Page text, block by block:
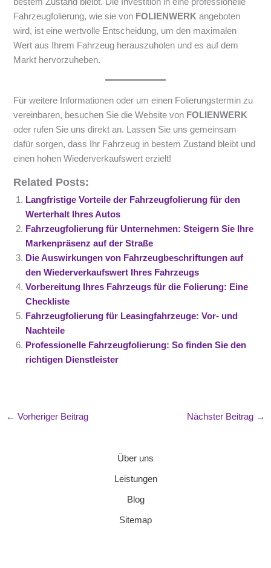
bestem Zustand bleibt. Die Investition in eine professionelle
Fahrzeugfolierung, wie sie von FOLIENWERK angeboten
wird, ist eine wertvolle Entscheidung, um den maximalen
Wert aus Ihrem Fahrzeug herauszuholen und es auf dem
Markt hervorzuheben.
Für weitere Informationen oder um einen Folierungstermin zu
vereinbaren, besuchen Sie die Website von FOLIENWERK
oder rufen Sie uns direkt an. Lassen Sie uns gemeinsam
dafür sorgen, dass Ihr Fahrzeug in bestem Zustand bleibt und
einen hohen Wiederverkaufswert erzielt!
Related Posts:
Langfristige Vorteile der Fahrzeugfolierung für den
Werterhalt Ihres Autos
Fahrzeugfolierung für Unternehmen: Steigern Sie Ihre
Markenpräsenz auf der Straße
Die Auswirkungen von Fahrzeugbeschriftungen auf
den Wiederverkaufswert Ihres Fahrzeugs
Vorbereitung Ihres Fahrzeugs für die Folierung: Eine
Checkliste
Fahrzeugfolierung für Leasingfahrzeuge: Vor- und
Nachteile
Professionelle Fahrzeugfolierung: So finden Sie den
richtigen Dienstleister
← Vorheriger Beitrag Nächster Beitrag →
Über uns
Leistungen
Blog
Sitemap